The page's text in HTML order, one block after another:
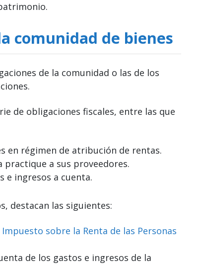
comunidad de bienes
de la comunidad o las de los
de obligaciones fiscales, entre las que
en régimen de atribución de rentas.
practique a sus proveedores.
e ingresos a cuenta.
destacan las siguientes:
Impuesto sobre la Renta de las Personas
de los gastos e ingresos de la